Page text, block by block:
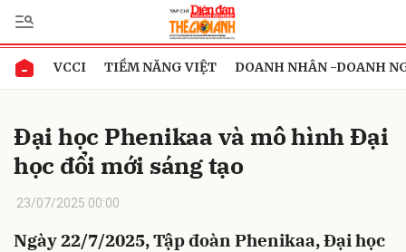
VCCI TIỀM NĂNG VIỆT DOANH NHÂN -DOANH
Đại học Phenikaa và mô hình Đại
học đổi mới sáng tạo
23/07/2025 00:00
Ngày 22/7/2025, Tập đoàn Phenikaa, Đại học
Gửi bình luận